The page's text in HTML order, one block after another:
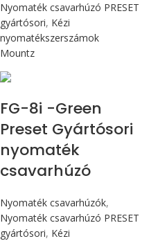
Nyomaték csavarhúzó PRESET
gyártósori, Kézi
nyomatékszerszámok
Mountz
FG-8i -Green
Preset Gyártósori
nyomaték
csavarhúzó
Nyomaték csavarhúzók,
Nyomaték csavarhúzó PRESET
gyártósori, Kézi